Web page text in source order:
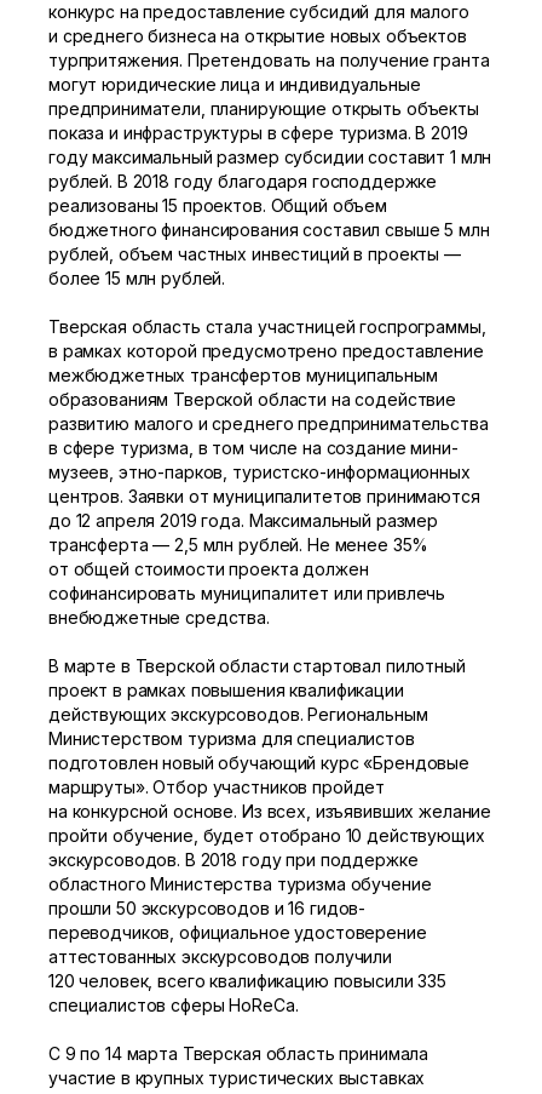
конкурс на предоставление субсидий для малого
и среднего бизнеса на открытие новых объектов
турпритяжения. Претендовать на получение гранта
могут юридические лица и индивидуальные
предприниматели, планирующие открыть объекты
показа и инфраструктуры в сфере туризма. В 2019
году максимальный размер субсидии составит 1 млн
рублей. В 2018 году благодаря господдержке
реализованы 15 проектов. Общий объем
бюджетного финансирования составил свыше 5 млн
рублей, объем частных инвестиций в проекты —
более 15 млн рублей.
Тверская область стала участницей госпрограммы,
в рамках которой предусмотрено предоставление
межбюджетных трансфертов муниципальным
образованиям Тверской области на содействие
развитию малого и среднего предпринимательства
в сфере туризма, в том числе на создание мини-
музеев, этно-парков, туристско-информационных
центров. Заявки от муниципалитетов принимаются
до 12 апреля 2019 года. Максимальный размер
трансферта — 2,5 млн рублей. Не менее 35%
от общей стоимости проекта должен
софинансировать муниципалитет или привлечь
внебюджетные средства.
В марте в Тверской области стартовал пилотный
проект в рамках повышения квалификации
действующих экскурсоводов. Региональным
Министерством туризма для специалистов
подготовлен новый обучающий курс «Брендовые
маршруты». Отбор участников пройдет
на конкурсной основе. Из всех, изъявивших желание
пройти обучение, будет отобрано 10 действующих
экскурсоводов. В 2018 году при поддержке
областного Министерства туризма обучение
прошли 50 экскурсоводов и 16 гидов-
переводчиков, официальное удостоверение
аттестованных экскурсоводов получили
120 человек, всего квалификацию повысили 335
специалистов сферы HoReСa.
С 9 по 14 марта Тверская область принимала
участие в крупных туристических выставках